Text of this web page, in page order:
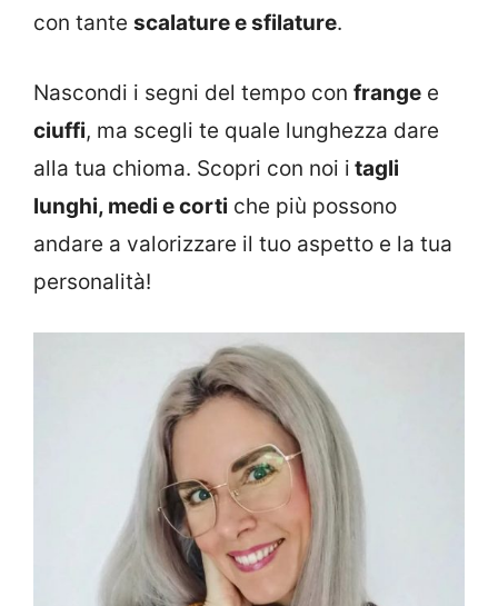
con tante scalature e sfilature.
Nascondi i segni del tempo con frange e
ciuffi, ma scegli te quale lunghezza dare
alla tua chioma. Scopri con noi i tagli
lunghi, medi e corti che più possono
andare a valorizzare il tuo aspetto e la tua
personalità!